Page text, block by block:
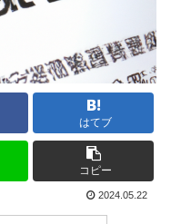
はてブ
コピー
2024.05.22